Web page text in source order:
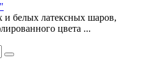
и белых латексных шаров,
цвета ...